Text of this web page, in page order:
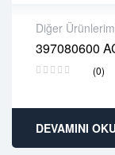
Diğer
397080600
(0)
2 years
Delivery
DEVAMINI